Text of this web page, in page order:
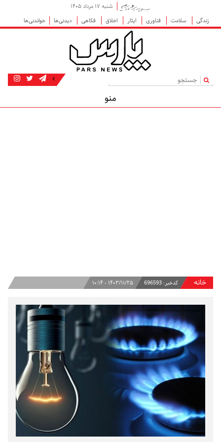
شنبه ۱۷ مرداد ۱۴۰۵
زندگی
سلامت فناوری ایثار اخلاق فکاهی دیدنی‌ها خواندنی‌ها
|
منو
خانه کدخبر: 696593 ۱۴۰۳/۱۱/۲۵ - ۱۰:۱۴